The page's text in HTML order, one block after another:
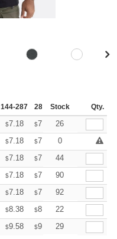
144-287 288 + More
Stock Qty.
$7.18 $7.12
26
$7.18 $7.12
0
$7.18 $7.12
44
$7.18 $7.12
90
$7.18 $7.12
92
$8.38 $8.31
22
$9.58 $9.49 29